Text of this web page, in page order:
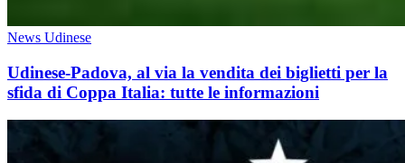
News Udinese
Udinese-Padova, al via la vendita dei biglietti per la
sfida di Coppa Italia: tutte le informazioni